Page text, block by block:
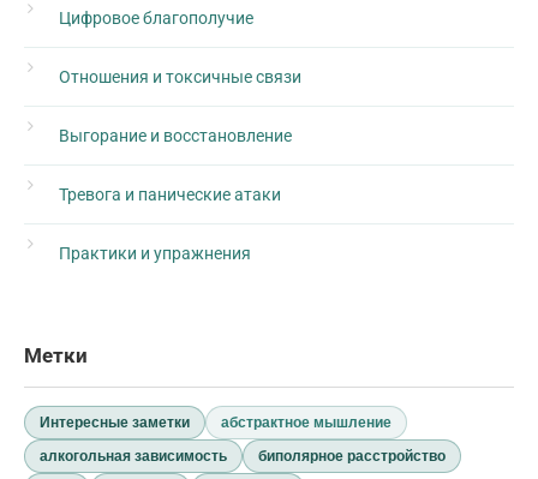
Цифровое благополучие
Отношения и токсичные связи
Выгорание и восстановление
Тревога и панические атаки
Практики и упражнения
Метки
Интересные заметки
абстрактное мышление
алкогольная зависимость
биполярное расстройство